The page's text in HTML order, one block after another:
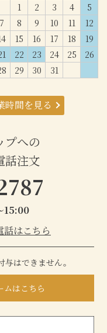
1
2 3 4
5
7 8 9 10 11
12
15 16 17 18
19
22 23 24 25
26
29 30 31
時間を見る
プへの
話注文
15:00
はこちら
はできません。
ムはこちら